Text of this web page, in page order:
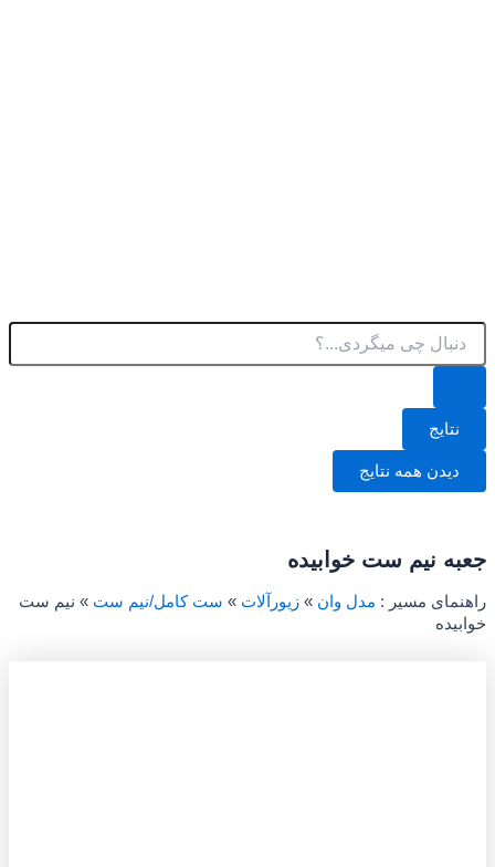
نتایج
دیدن همه نتایج
جعبه نیم ست خوابیده
راهنمای مسیر : مدل وان » زیورآلات » ست کامل/نیم ست » نیم ست
خوابیده